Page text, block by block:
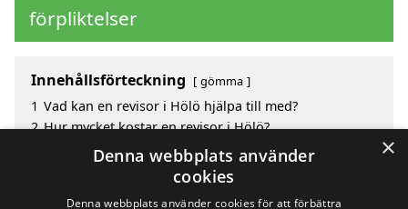
förpliktelser
Innehållsförteckning gömma
1 Vad kan en revisor i Hölö hjälpa till med?
2 Hur mycket kostar en revisor i Hölö?
Fördelar med att välja revisor i Hölö
Sök efter en skicklig revisor i de omgivande städerna
×
Denna webbplats använder
cookies
Denna webbplats använder cookies för att förbättra